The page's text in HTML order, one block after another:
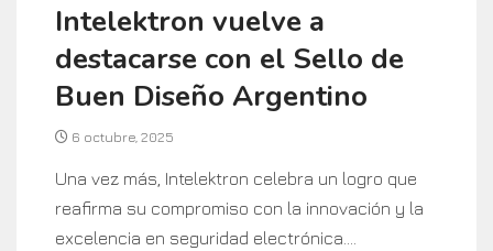
Intelektron vuelve a
destacarse con el Sello de
Buen Diseño Argentino
6 octubre, 2025
Una vez más, Intelektron celebra un logro que
reafirma su compromiso con la innovación y la
excelencia en seguridad electrónica....